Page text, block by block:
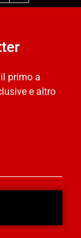
primo a
e altro